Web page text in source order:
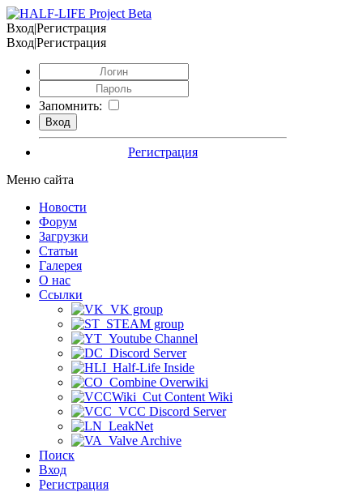
Вход|Регистрация
Вход|Регистрация
Запомнить:
Регистрация
Меню сайта
Новости
Форум
Загрузки
Статьи
Галерея
О нас
Ссылки
VK group
STEAM group
Youtube Channel
Discord Server
Half-Life Inside
Combine Overwiki
Cut Content Wiki
VCC Discord Server
LeakNet
Valve Archive
Поиск
Вход
Регистрация